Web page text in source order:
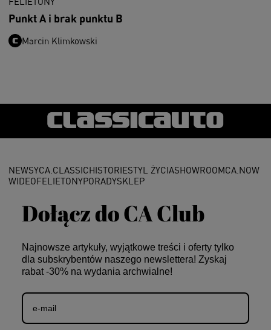
Punkt A i brak punktu B
Marcin Klimkowski
Dołącz do CA Club
Najnowsze artykuły, wyjątkowe treści i oferty tylko
dla subskrybentów naszego newslettera! Zyskaj
rabat -30% na wydania archwialne!
NEWSYCA.CLASSICHISTORIESTYL ŻYCIASHOWROOMCA.NOW
WIDEOFELIETONYPORADYSKLEP